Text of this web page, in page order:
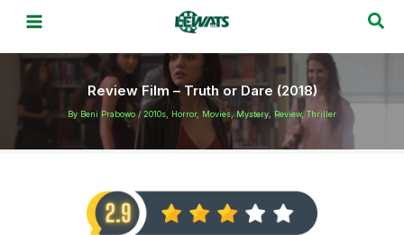
Review Film – Truth or Dare (2018)
By Beni Prabowo/ 2010s Horror, Movies,Mystery Review,Thriller